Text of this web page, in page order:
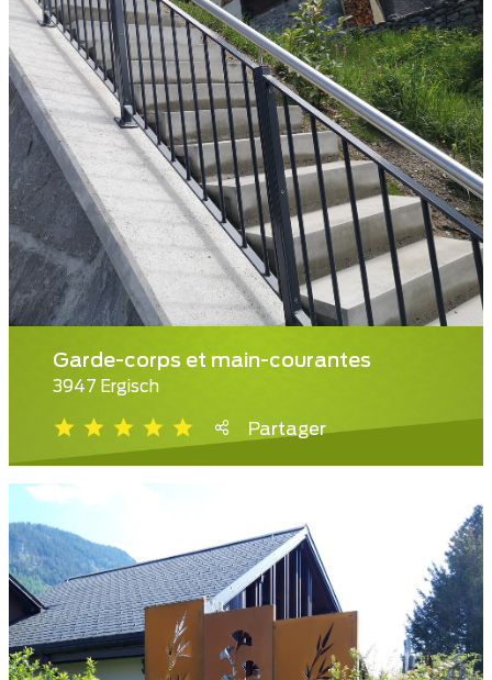
Garde-corps et main-courantes
3947 Ergisch
Partager